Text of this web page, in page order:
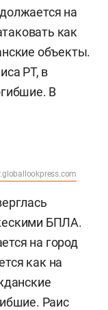
на
как
объекты.
РТ, в
В
БПЛА.
на город
как на
Раис